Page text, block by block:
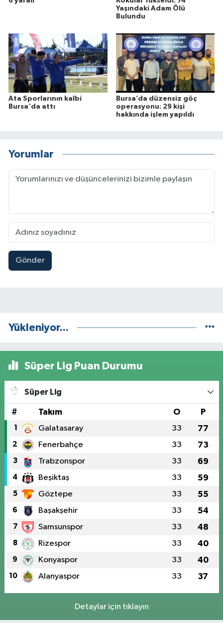
Yaşındaki Adam Ölü
Bulundu
Ata Sporlarının kalbi
Bursa'da attı
Bursa’da düzensiz göç
operasyonu: 29 kişi
hakkında işlem yapıldı
Yorumlar
Gönder
Yükleniyor...
Süper Lig Puan Durumu
Süper Lig
# Takım O P
1 Galatasaray 33 77
2 Fenerbahçe 33 73
3 Trabzonspor 33 69
4 Beşiktaş 33 59
5 Göztepe 33 55
6 Başakşehir 33 54
7 Samsunspor 33 48
8 Rizespor 33 40
9 Konyaspor 33 40
10 Alanyaspor 33 37
Detaylar için tıklayın